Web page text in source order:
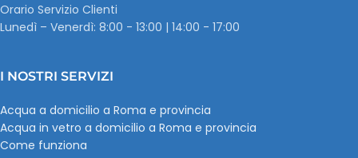
Orario Servizio Clienti
Lunedì – Venerdì: 8:00 - 13:00 | 14:00 - 17:00
I NOSTRI SERVIZI
Acqua a domicilio a Roma e provincia
Acqua in vetro a domicilio a Roma e provincia
Come funziona